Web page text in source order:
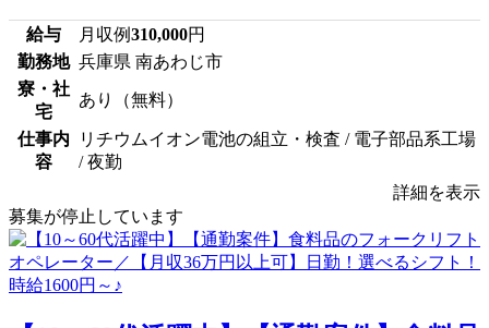
給与 月収例310,000円
勤務地 兵庫県 南あわじ市
寮・社
宅
あり（無料）
仕事内
容
リチウムイオン電池の組立・検査 / 電子部品系工場
/ 夜勤
詳細を表示
募集が停止しています